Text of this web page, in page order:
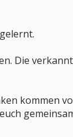
Die
kommen